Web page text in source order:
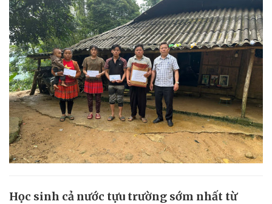
Học sinh cả nước tựu trường sớm nhất từ